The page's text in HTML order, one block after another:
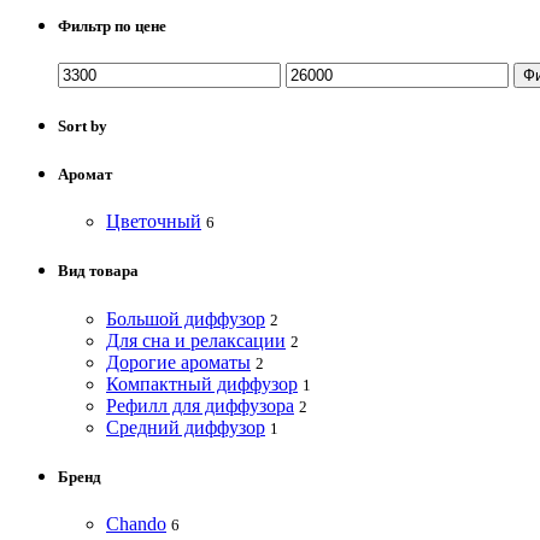
Фильтр по цене
Sort by
Аромат
Цветочный 6
Вид товара
Большой диффузор 2
Для сна и релаксации 2
Дорогие ароматы 2
Компактный диффузор 1
Рефилл для диффузора 2
Средний диффузор 1
Бренд
Chando 6